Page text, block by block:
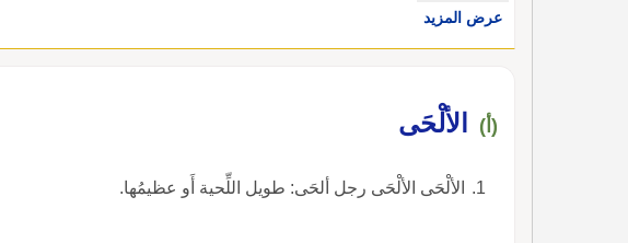
عرض المزيد
(أ) الألْحَى
الألْحَى الألْحَى رجل ألحَى: طويل اللِّحية أَو عظيمُها.